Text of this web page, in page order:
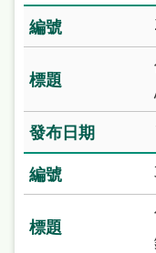
導
覽
閱
網
兒
童
版